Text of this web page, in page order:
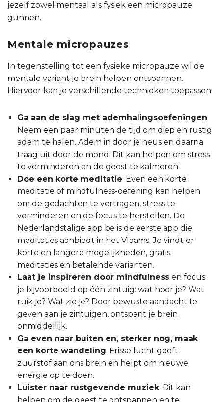
jezelf zowel mentaal als fysiek een micropauze
gunnen.
Mentale micropauzes
In tegenstelling tot een fysieke micropauze wil de
mentale variant je brein helpen ontspannen.
Hiervoor kan je verschillende technieken toepassen:
Ga aan de slag met ademhalingsoefeningen:
Neem een paar minuten de tijd om diep en rustig
adem te halen. Adem in door je neus en daarna
traag uit door de mond. Dit kan helpen om stress
te verminderen en de geest te kalmeren.
Doe een korte meditatie: Even een korte
meditatie of mindfulness-oefening kan helpen
om de gedachten te vertragen, stress te
verminderen en de focus te herstellen. De
Nederlandstalige app be is de eerste app die
meditaties aanbiedt in het Vlaams. Je vindt er
korte en langere mogelijkheden, gratis
meditaties en betalende varianten.
Laat je inspireren door mindfulness en focus
je bijvoorbeeld op één zintuig: wat hoor je? Wat
ruik je? Wat zie je? Door bewuste aandacht te
geven aan je zintuigen, ontspant je brein
onmiddellijk.
Ga even naar buiten en, sterker nog, maak
een korte wandeling. Frisse lucht geeft
zuurstof aan ons brein en helpt om nieuwe
energie op te doen.
Luister naar rustgevende muziek. Dit kan
helpen om de geest te ontspannen en te